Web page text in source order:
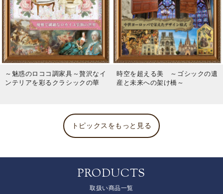
～魅惑のロココ調家具～贅沢なイ
ンテリアを彩るクラシックの華
時空を超える美 ～ゴシックの遺
産と未来への架け橋～
トピックスをもっと見る
PRODUCTS
取扱い商品一覧